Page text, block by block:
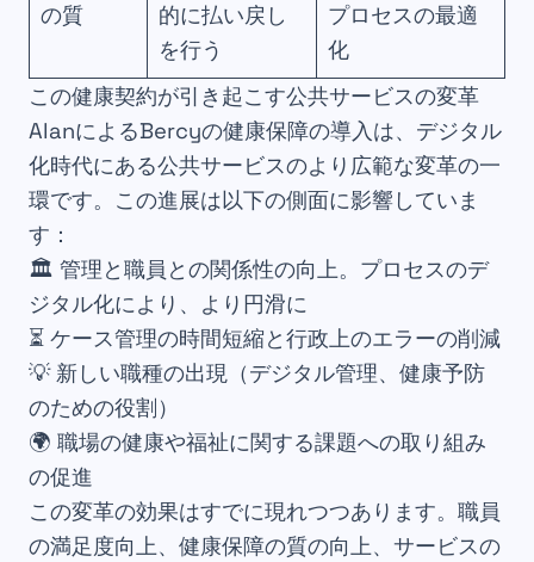
の質
的に払い戻し
を行う
プロセスの最適
化
この健康契約が引き起こす公共サービスの変革
AlanによるBercyの健康保障の導入は、デジタル
化時代にある公共サービスのより広範な変革の一
環です。この進展は以下の側面に影響していま
す：
🏛️ 管理と職員との関係性の向上。プロセスのデ
ジタル化により、より円滑に
⏳ ケース管理の時間短縮と行政上のエラーの削減
💡 新しい職種の出現（デジタル管理、健康予防
のための役割）
🌍 職場の健康や福祉に関する課題への取り組み
の促進
この変革の効果はすでに現れつつあります。職員
の満足度向上、健康保障の質の向上、サービスの